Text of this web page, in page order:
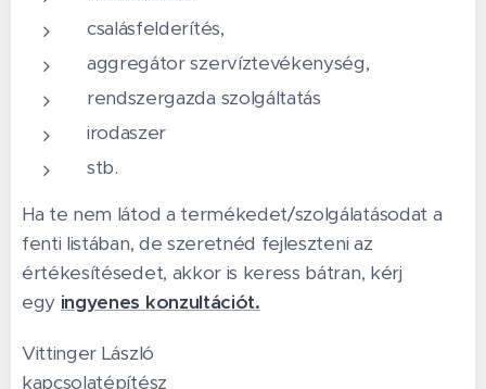
csalásfelderítés,
aggregátor szervíztevékenység,
rendszergazda szolgáltatás
irodaszer
stb.
Ha te nem látod a termékedet/szolgálatásodat a
fenti listában, de szeretnéd fejleszteni az
értékesítésedet, akkor is keress bátran, kérj
egy ingyenes konzultációt.
Vittinger László
kapcsolatépítész